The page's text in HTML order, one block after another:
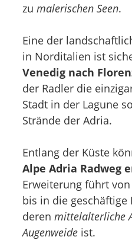
zu malerischen Seen.
Eine der
in Norditalien ist
Venedig nach
der Radler die
Stadt in der Lagune
Strände der Adria.
Entlang der Küste
Alpe Adria Radweg
Erweiterung führt von
bis in die geschäftige
deren mittelalterliche
Augenweide ist.